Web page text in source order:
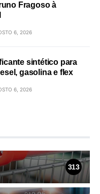
Fragoso à
6, 2026
sintético para
gasolina e flex
6, 2026
313